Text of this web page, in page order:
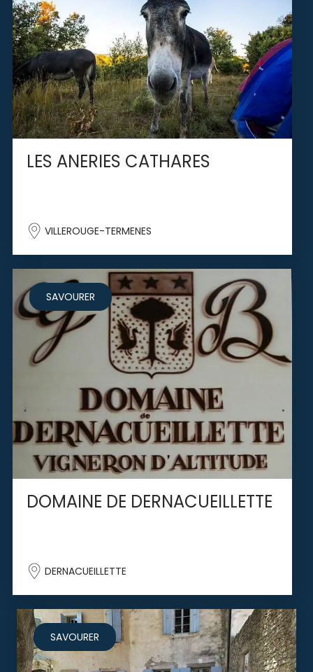
LES ANERIES CATHARES
VILLEROUGE-TERMENES
SAVOURER
DOMAINE DE DERNACUEILLETTE
DERNACUEILLETTE
SAVOURER